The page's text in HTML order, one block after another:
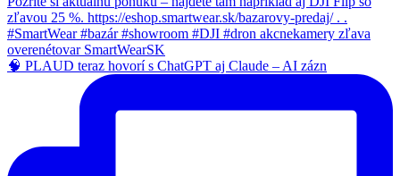
🧠 PLAUD teraz hovorí s ChatGPT aj Claude – AI zázn